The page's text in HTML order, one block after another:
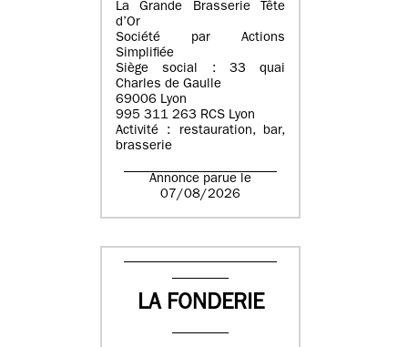
La Grande Brasserie Tête
d’Or
Société par Actions
Simplifiée
Siège social : 33 quai
Charles de Gaulle
69006 Lyon
995 311 263 RCS Lyon
Activité : restauration, bar,
brasserie
Annonce parue le
07/08/2026
LA FONDERIE